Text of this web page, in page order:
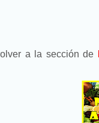
a la sección de